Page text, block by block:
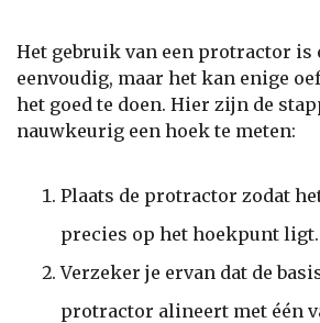
Het gebruik van een protractor
eenvoudig, maar het kan enige
het goed te doen. Hier zijn de
nauwkeurig een hoek te meten:
Plaats de protractor zodat
precies op het hoekpunt ligt.
Verzeker je ervan dat de
protractor alineert met één